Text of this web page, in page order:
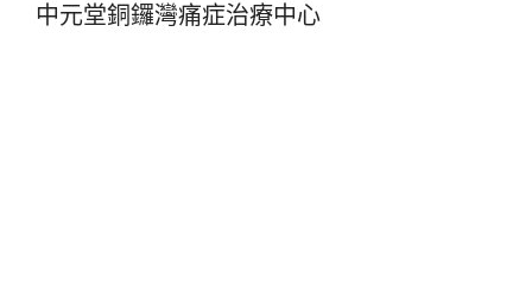
中元堂銅鑼灣痛症治療中心